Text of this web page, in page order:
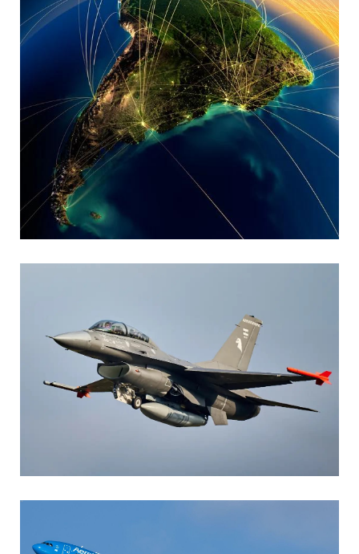
MARIA SONZINI
Aviación Comercial
Aviación General
AGUSTIN BOFFI
Aviación Militar, Fuerza Aérea Argentina